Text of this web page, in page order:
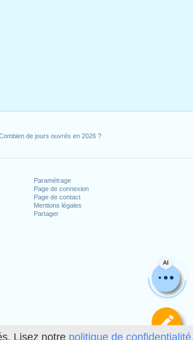
Lisez notre politique de
de jours ouvrés en 2026 ?
Paramétrage
Page de connexion
Page de contact
Mentions légales
Partager
AI